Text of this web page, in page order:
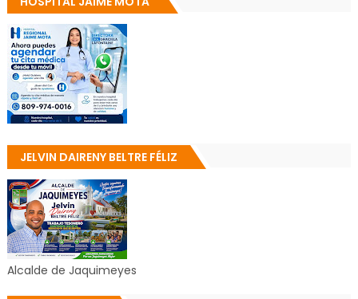
JELVIN DAIRENY BELTRE FÉLIZ
Alcalde de Jaquimeyes